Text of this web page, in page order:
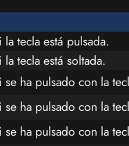
la tecla está pulsada.
la tecla está soltada.
se ha pulsado con la
se ha pulsado con la
se ha pulsado con la